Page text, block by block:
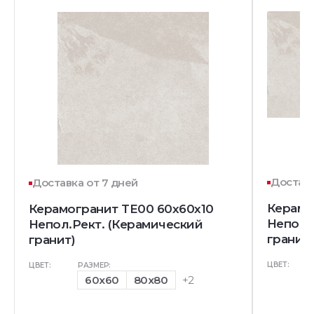
Доставка от 7 дней
Керамогранит TE00 60x60x10
Непол.Рект. (Керамический
гранит)
ЦВЕТ: РАЗМЕР:
60x60 80x80 +2
гранит)
ЦВЕТ: